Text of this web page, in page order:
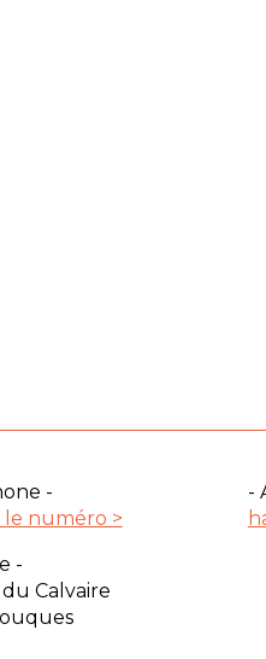
-
numéro >
-
Calvaire
-